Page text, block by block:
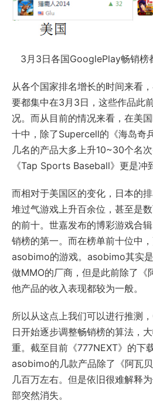
3月3日各国GooglePlay畅销榜
从各个国家排名增长的时间来看
要都集中在3月3日，这些作品此
况。而从目前的情况来看，在美
十中，除了Supercell的《海岛奇
几名的产品大多上升10~30个名
《Tap Sports Baseball》更是冲
而相对于美国区的变化，日本的
堆过气游戏上升百余位，甚至是
的前十。世嘉发布的博彩游戏合
销榜的第一。而在榜单前十位中
asobimo的游戏。asobimo其实
做MMO的厂商，但是此前除了《
他产品的收入表现都较为一般。
所以从这点上我们可以进行推测
日开始逐步调整畅销榜的算法，
重。截至目前《777NEXT》的下
asobimo的几款产品除了《阿瓦
几百万左右。但是依旧很难解释
部突然消失。